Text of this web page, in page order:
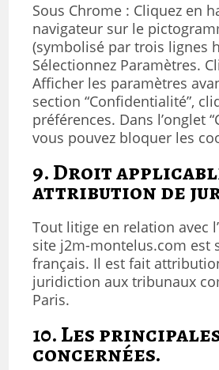
Sous Chrome : Cliquez en
navigateur sur le
(symbolisé par trois lignes
Sélectionnez Paramètres.
Afficher les paramètres
section “Confidentialité”,
préférences. Dans l’onglet
vous pouvez bloquer les
9. Droit
attribution de
Tout litige en relation avec
site j2m-montelus.com est
français. Il est fait
juridiction aux tribunaux
Paris.
10. Les
concernées.